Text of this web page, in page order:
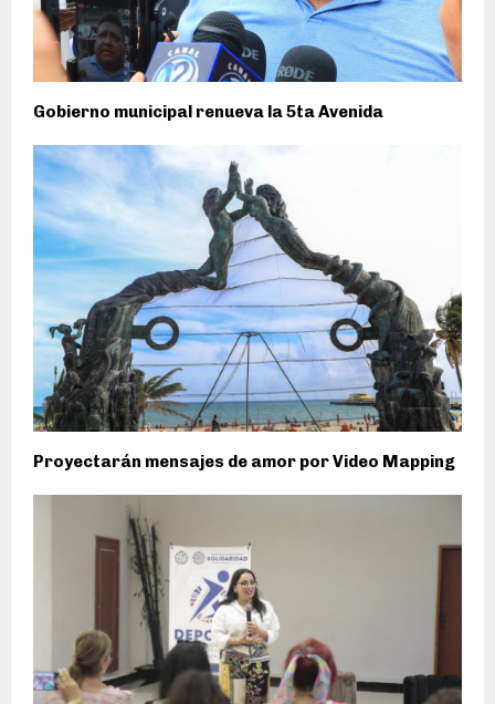
Gobierno municipal renueva la 5ta Avenida
Proyectarán mensajes de amor por Video Mapping